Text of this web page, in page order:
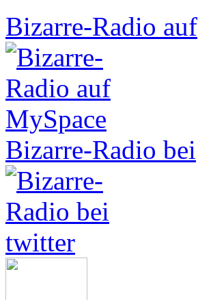
Bizarre-Radio auf
Bizarre-Radio bei